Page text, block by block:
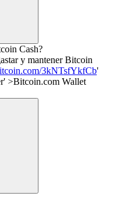
Cash?
y mantener Bitcoin
3kNTsfYkfCb'
>Bitcoin.com Wallet